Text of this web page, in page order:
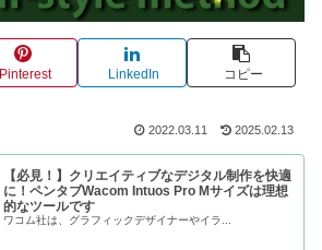
Pinterest LinkedIn コピー
2022.03.11 2025.02.13
【必見！】クリエイティブなデジタル制作を快適
に！ペンタブWacom Intuos Pro Mサイズは理想
的なツールです
ワコム社は、グラフィックデザイナーやイラ...